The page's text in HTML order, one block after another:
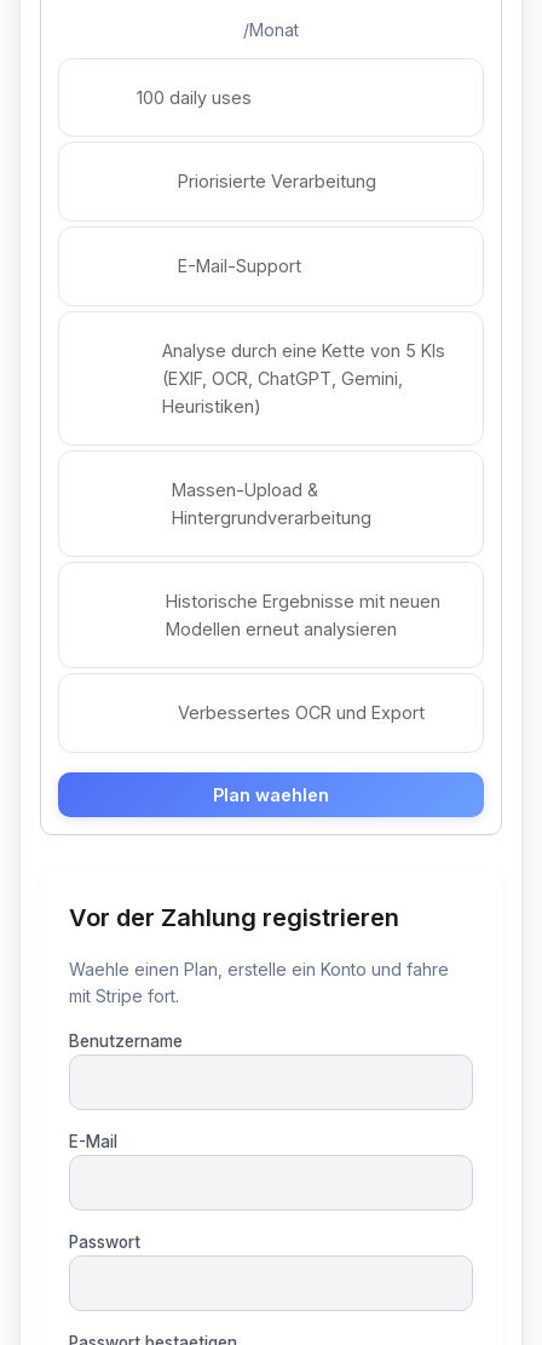
/Monat
100 daily uses
Priorisierte Verarbeitung
E-Mail-Support
Analyse durch eine Kette von 5 KIs
(EXIF, OCR, ChatGPT, Gemini,
Heuristiken)
Massen-Upload &
Hintergrundverarbeitung
Historische Ergebnisse mit neuen
Modellen erneut analysieren
Verbessertes OCR und Export
Plan waehlen
Vor der Zahlung registrieren
Waehle einen Plan, erstelle ein Konto und fahre
mit Stripe fort.
Benutzername
E-Mail
Passwort